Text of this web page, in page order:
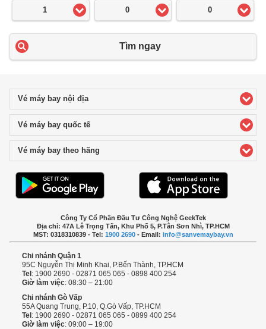
1 0 0
Tìm ngay
Vé máy bay nội địaclick to expand contents
Vé máy bay quốc tếclick to expand contents
Vé máy bay theo hãng
Công Ty Cổ Phần Đầu Tư Công Nghệ GeekTek
Địa chỉ: 47A Lê Trọng Tấn, Khu Phố 5, P.Tân Sơn Nhì, TP.HCM
MST: 0318310839 - Tel: 1900 2690- Email: info@sanvemaybay.vn
Chi nhánh Quận 1
95C Nguyễn Thị Minh Khai, P.Bến Thành, TP.HCM
Tel: 1900 2690 - 02871 065 065 - 0898 400 254
Giờ làm việc: 08:30 – 21:00
Chi nhánh Gò Vấp
55A Quang Trung, P.10, Q.Gò Vấp, TP.HCM
Tel: 1900 2690 - 02871 065 065 - 0899 400 254
Giờ làm việc: 09:00 – 19:00